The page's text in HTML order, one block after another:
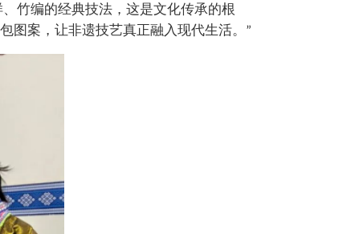
竹编的经典技法，这是文化传承的根
图案，让非遗技艺真正融入现代生活。 ”